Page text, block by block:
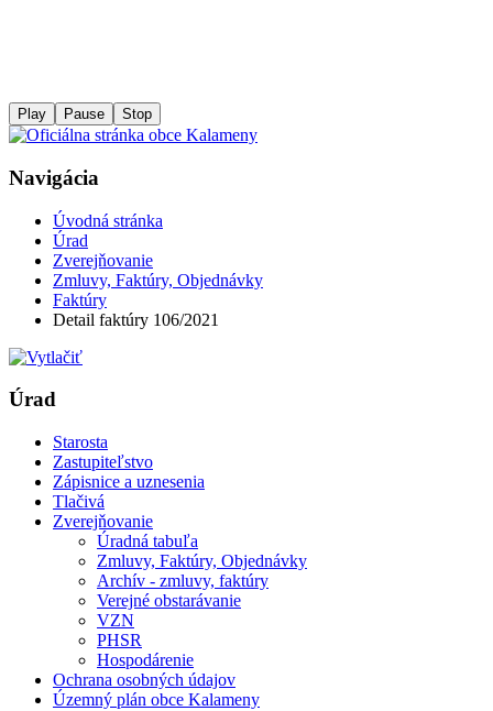
Play Pause Stop
Navigácia
Úvodná stránka
Úrad
Zverejňovanie
Zmluvy, Faktúry, Objednávky
Faktúry
Detail faktúry 106/2021
Úrad
Starosta
Zastupiteľstvo
Zápisnice a uznesenia
Tlačivá
Zverejňovanie
Úradná tabuľa
Zmluvy, Faktúry, Objednávky
Archív - zmluvy, faktúry
Verejné obstarávanie
VZN
PHSR
Hospodárenie
Ochrana osobných údajov
Územný plán obce Kalameny